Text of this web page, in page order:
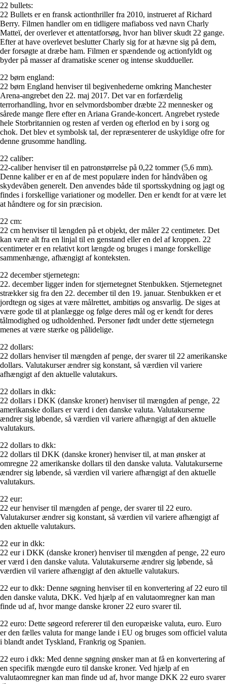
22 bullets:
22 Bullets er en fransk actionthriller fra 2010, instrueret af Richard
Berry. Filmen handler om en tidligere mafiaboss ved navn Charly
Matteï, der overlever et attentatforsøg, hvor han bliver skudt 22 gange.
Efter at have overlevet beslutter Charly sig for at hævne sig på dem,
der forsøgte at dræbe ham. Filmen er spændende og actionfyldt og
byder på masser af dramatiske scener og intense skuddueller.
22 børn england:
22 børn England henviser til begivenhederne omkring Manchester
Arena-angrebet den 22. maj 2017. Det var en forfærdelig
terrorhandling, hvor en selvmordsbomber dræbte 22 mennesker og
sårede mange flere efter en Ariana Grande-koncert. Angrebet rystede
hele Storbritannien og resten af verden og efterlod en by i sorg og
chok. Det blev et symbolsk tal, der repræsenterer de uskyldige ofre for
denne grusomme handling.
22 caliber:
22-caliber henviser til en patronstørrelse på 0,22 tommer (5,6 mm).
Denne kaliber er en af de mest populære inden for håndvåben og
skydevåben generelt. Den anvendes både til sportsskydning og jagt og
findes i forskellige variationer og modeller. Den er kendt for at være let
at håndtere og for sin præcision.
22 cm:
22 cm henviser til længden på et objekt, der måler 22 centimeter. Det
kan være alt fra en linjal til en genstand eller en del af kroppen. 22
centimeter er en relativt kort længde og bruges i mange forskellige
sammenhænge, afhængigt af konteksten.
22 december stjernetegn:
22. december ligger inden for stjernetegnet Stenbukken. Stjernetegnet
strækker sig fra den 22. december til den 19. januar. Stenbukken er et
jordtegn og siges at være målrettet, ambitiøs og ansvarlig. De siges at
være gode til at planlægge og følge deres mål og er kendt for deres
tålmodighed og udholdenhed. Personer født under dette stjernetegn
menes at være stærke og pålidelige.
22 dollars:
22 dollars henviser til mængden af penge, der svarer til 22 amerikanske
dollars. Valutakurser ændrer sig konstant, så værdien vil variere
afhængigt af den aktuelle valutakurs.
22 dollars in dkk:
22 dollars i DKK (danske kroner) henviser til mængden af penge, 22
amerikanske dollars er værd i den danske valuta. Valutakurserne
ændrer sig løbende, så værdien vil variere afhængigt af den aktuelle
valutakurs.
22 dollars to dkk:
22 dollars til DKK (danske kroner) henviser til, at man ønsker at
omregne 22 amerikanske dollars til den danske valuta. Valutakurserne
ændrer sig løbende, så værdien vil variere afhængigt af den aktuelle
valutakurs.
22 eur:
22 eur henviser til mængden af penge, der svarer til 22 euro.
Valutakurser ændrer sig konstant, så værdien vil variere afhængigt af
den aktuelle valutakurs.
22 eur in dkk:
22 eur i DKK (danske kroner) henviser til mængden af penge, 22 euro
er værd i den danske valuta. Valutakurserne ændrer sig løbende, så
værdien vil variere afhængigt af den aktuelle valutakurs.
22 eur to dkk: Denne søgning henviser til en konvertering af 22 euro til
den danske valuta, DKK. Ved hjælp af en valutaomregner kan man
finde ud af, hvor mange danske kroner 22 euro svarer til.
22 euro: Dette søgeord refererer til den europæiske valuta, euro. Euro
er den fælles valuta for mange lande i EU og bruges som officiel valuta
i blandt andet Tyskland, Frankrig og Spanien.
22 euro i dkk: Med denne søgning ønsker man at få en konvertering af
en specifik mængde euro til danske kroner. Ved hjælp af en
valutaomregner kan man finde ud af, hvor mange DKK 22 euro svarer